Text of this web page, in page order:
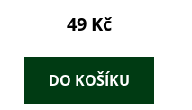
49 Kč
DO KOŠÍKU